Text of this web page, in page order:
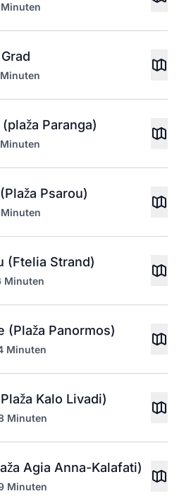
Minuten
Paranga)
Psarou)
Minuten
(Ftelia Strand)
Minuten
(Plaža Panormos)
Minuten
Kalo Livadi)
Minuten
Agia Anna-Kalafati)
Minuten